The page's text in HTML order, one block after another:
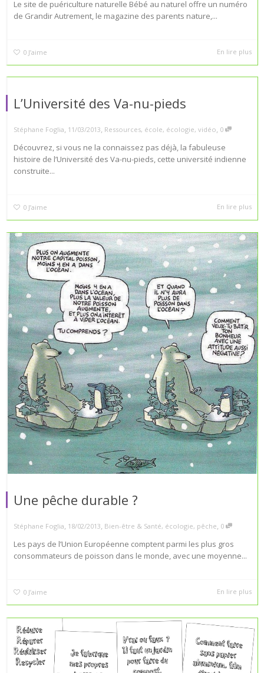
Le site de puériculture naturelle Bébé au naturel offre un numéro
de Grandir Autrement, le magazine des parents nature,...
0 J’aime En lire plus
L’Université des Va-nu-pieds
Stéphane Foglia, 11/03/2013, Ressources, école, écologie, vidéo, 0
Découvrez, si vous ne la connaissez pas déjà, la fabuleuse
histoire de l’Université des Va-nu-pieds, cette université indienne
construite...
0 J’aime En lire plus
Une pêche durable ?
Stéphane Foglia, 18/02/2013, Bien-être & Santé, écologie, pêche, 0
Les pays de l’Union Européenne comptent parmi les plus gros
consommateurs de poisson dans le monde, avec une moyenne...
0 J’aime En lire plus